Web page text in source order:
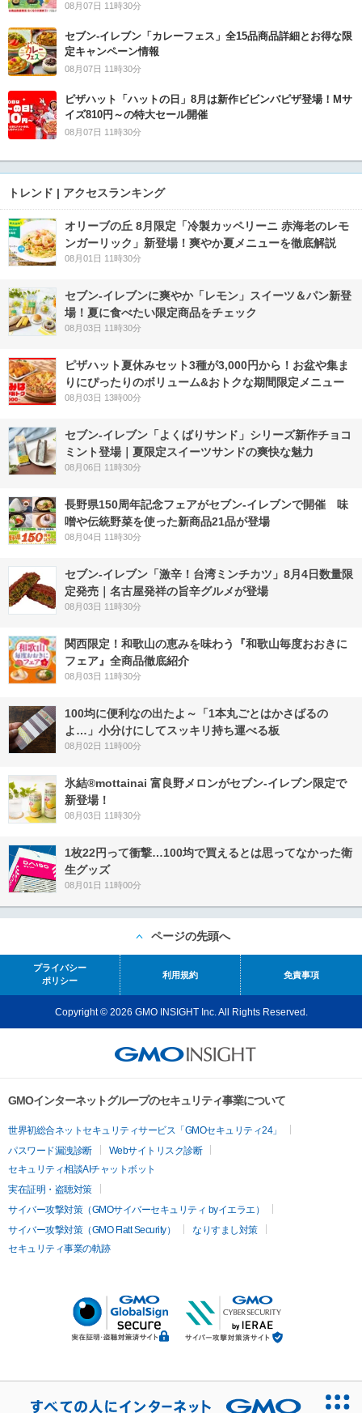
08月07日 11時30分
セブン‐イレブン「カレーフェス」全15品商品詳細とお得な限
定キャンペーン情報
08月07日 11時30分
ピザハット「ハットの日」8月は新作ビビンバピザ登場！Mサ
イズ810円～の特大セール開催
08月07日 11時30分
トレンド | アクセスランキング
オリーブの丘 8月限定「冷製カッペリーニ 赤海老のレモ
ンガーリック」新登場！爽やか夏メニューを徹底解説
08月01日 11時30分
セブン‐イレブンに爽やか「レモン」スイーツ＆パン新登
場！夏に食べたい限定商品をチェック
08月03日 11時30分
ピザハット夏休みセット3種が3,000円から！お盆や集ま
りにぴったりのボリューム&おトクな期間限定メニュー
08月03日 13時00分
セブン‐イレブン「よくばりサンド」シリーズ新作チョコ
ミント登場｜夏限定スイーツサンドの爽快な魅力
08月06日 11時30分
長野県150周年記念フェアがセブン-イレブンで開催 味
噌や伝統野菜を使った新商品21品が登場
08月04日 11時30分
セブン-イレブン「激辛！台湾ミンチカツ」8月4日数量限
定発売｜名古屋発祥の旨辛グルメが登場
08月03日 11時30分
関西限定！和歌山の恵みを味わう『和歌山毎度おおきに
フェア』全商品徹底紹介
08月03日 11時30分
100均に便利なの出たよ～「1本丸ごとはかさばるの
よ…」小分けにしてスッキリ持ち運べる板
08月02日 11時00分
氷結®mottainai 富良野メロンがセブン‐イレブン限定で
新登場！
08月03日 11時30分
1枚22円って衝撃…100均で買えるとは思ってなかった衛
生グッズ
08月01日 11時00分
ページの先頭へ
プライバシー
ポリシー
利用規約 免責事項
Copyright © 2026 GMO INSIGHT Inc. All Rights Reserved.
GMOインターネットグループのセキュリティ事業について
世界初総合ネットセキュリティサービス「GMOセキュリティ24」
パスワード漏洩診断
Webサイトリスク診断
セキュリティ相談AIチャットボット
実在証明・盗聴対策
サイバー攻撃対策（GMOサイバーセキュリティ byイエラエ）
サイバー攻撃対策（GMO Flatt Security）
なりすまし対策
セキュリティ事業の軌跡